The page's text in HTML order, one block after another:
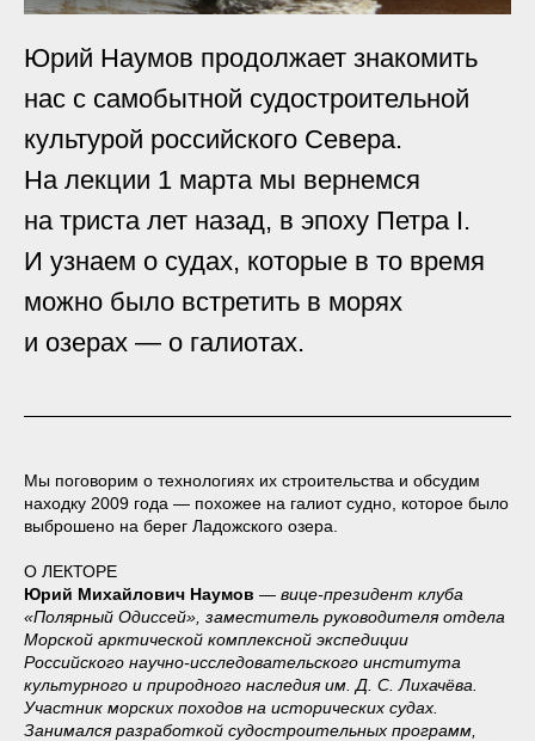
Юрий Наумов продолжает знакомить
нас с самобытной судостроительной
культурой российского Севера.
На лекции 1 марта мы вернемся
на триста лет назад, в эпоху Петра I.
И узнаем о судах, которые в то время
можно было встретить в морях
и озерах — о галиотах.
Мы поговорим о технологиях их строительства и обсудим
находку 2009 года — похожее на галиот судно, которое было
выброшено на берег Ладожского озера.
О ЛЕКТОРЕ
Юрий Михайлович Наумов — вице-президент клуба
«Полярный Одиссей», заместитель руководителя отдела
Морской арктической комплексной экспедиции
Российского научно-исследовательского института
культурного и природного наследия им. Д. С. Лихачёва.
Участник морских походов на исторических судах.
Занимался разработкой судостроительных программ,